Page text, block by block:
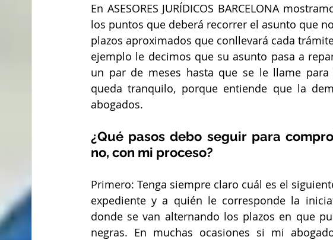
En ASESORES JURÍDICOS BARCELONA
los puntos que deberá recorrer el asunto que
plazos aproximados que conllevará cada
ejemplo le decimos que su asunto pasa a
un par de meses hasta que se le llame
queda tranquilo, porque entiende que la
abogados.
¿Qué pasos debo seguir para
no, con mi proceso?
Primero: Tenga siempre claro cuál es el
expediente y a quién le corresponde la
donde se van alternando los plazos en que
negras. En muchas ocasiones si mi